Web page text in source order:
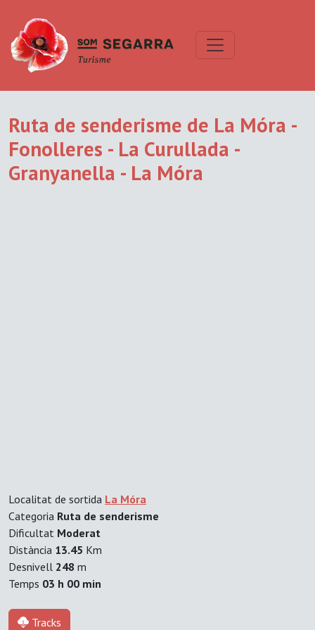
Ruta de senderisme de La Móra -
Fonolleres - La Curullada -
Granyanella - La Móra
Localitat de sortida La Móra
Categoria Ruta de senderisme
Dificultat Moderat
Distància 13.45 Km
Desnivell 248 m
Temps 03 h 00 min
Tracks